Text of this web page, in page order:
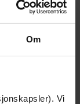
Om
Vi
399,-